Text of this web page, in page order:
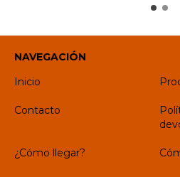
NAVEGACIÓN
Inicio
Contacto
¿Cómo llegar?